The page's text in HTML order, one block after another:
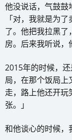
他没说话，气鼓鼓
「对，我就是为
了。他把我拉黑了
房。后来我听说，
2015年的时候，
局，在那个饭局上
走，路上他还开玩
张。」
和他谈心的时候，